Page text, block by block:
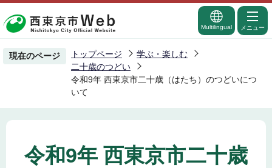
頭
で
Multilingual メニュー
現在のページ トップページ
学ぶ・楽しむ
二十歳のつどい
令和9年 西東京市二十歳（はたち）のつどいにつ
いて
令和9年 西東京市二十歳